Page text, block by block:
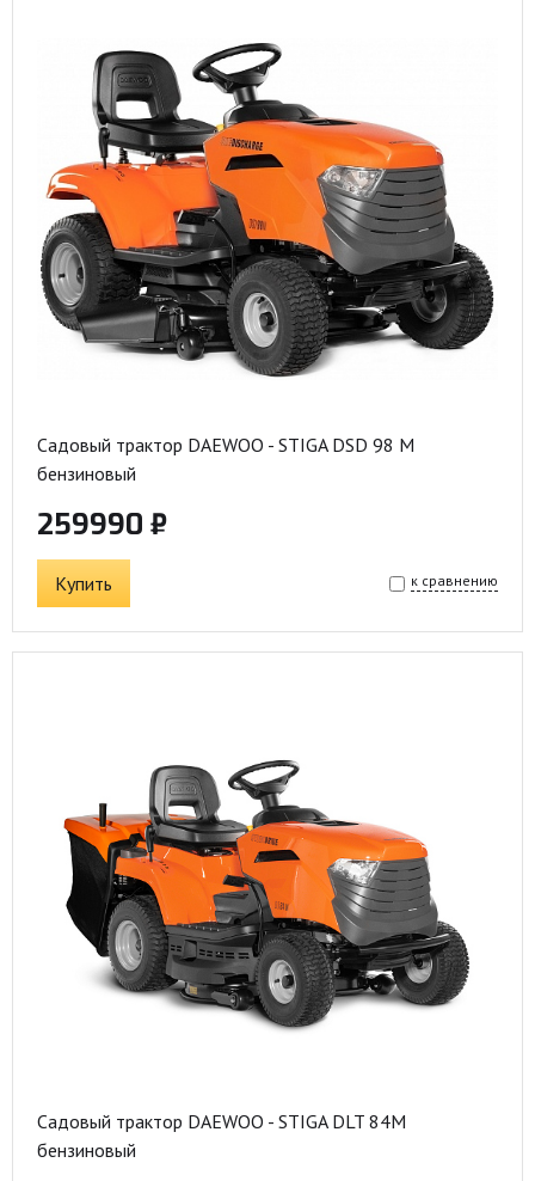
Садовый трактор DAEWOO - STIGA DSD 98 M
бензиновый
259990 ₽
Купить к сравнению
Садовый трактор DAEWOO - STIGA DLT 84M
бензиновый